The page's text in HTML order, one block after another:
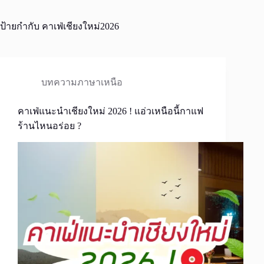
ป้ายกำกับ คาเฟ่เชียงใหม่2026
บทความภาษาเหนือ
คาเฟ่แนะนำเชียงใหม่ 2026 ! แอ่วเหนือนี้กาแฟ
ร้านไหนอร่อย ?